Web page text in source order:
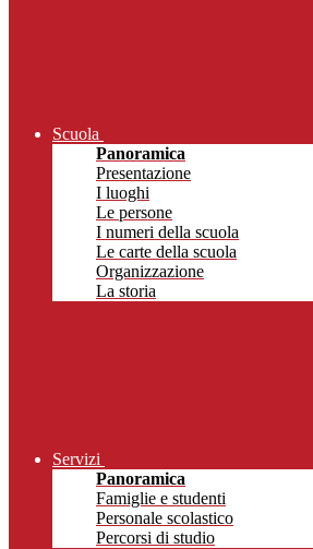
Scuola
Panoramica
Presentazione
I luoghi
Le persone
I numeri della scuola
Le carte della scuola
Organizzazione
La storia
Servizi
Panoramica
Famiglie e studenti
Personale scolastico
Percorsi di studio